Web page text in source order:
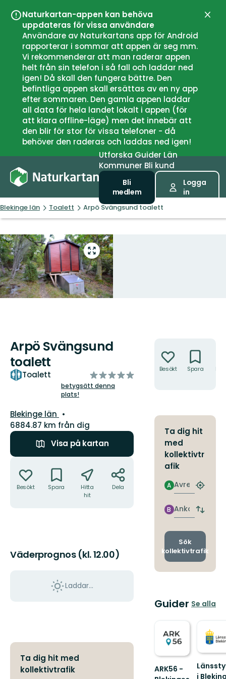
Naturkartan-appen kan behöva
uppdateras för vissa användare
Användare av Naturkartans app för Android
rapporterar i sommar att appen är seg mm.
Vi rekommenderar att man raderar appen
helt från sin telefon i så fall och laddar ned
igen! Då skall den fungera bättre. Den
befintliga appen skall ersättas av en ny app
efter sommaren. Den gamla appen laddar
all data för hela landet lokalt i appen (för
att klara offline-läge) men det innebär att
den blir för stor för vissa telefoner - då
behöver den raderas och laddas ned igen!
UtforskaGuiderLän
Kommuner Bli kund
Bli
medlem
Logga
in
Blekinge län Toalett Arpö Svängsund toalett
Gå
till
helskärmsläge
Arpö Svängsund
toalett
Toalett
av
5
betygsätt denna
plats!
Län:
Blekinge län
6884.87 km från dig
Visa på kartan
Besökt Spara
Hitta
hit
Dela
Väderprognos (kl. 12.00)
Laddar...
Ta dig hit med
kollektivtrafik
Besökt Spara
Ta dig hit
med
kollektivtr
afik
Avresa
A
Hitta
Ankomst
B
Byt
och
Sök
kollektivtrafik
Guider Se alla
ARK56 -
i